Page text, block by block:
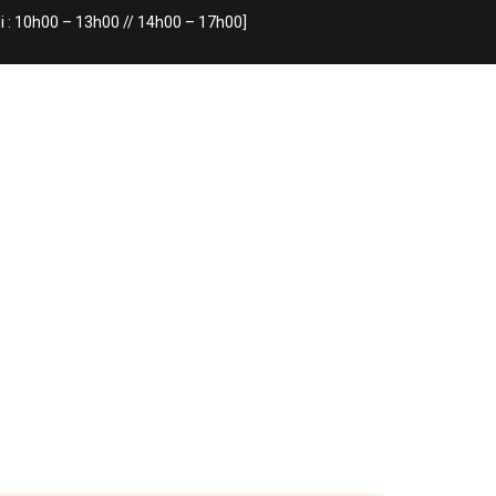
: 10h00 – 13h00 // 14h00 – 17h00]